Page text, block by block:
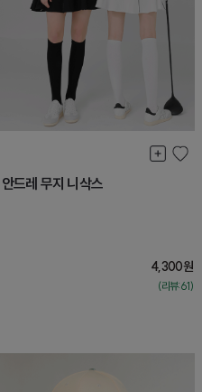
안드레 무지 니삭스
4,300원
(리뷰:61)